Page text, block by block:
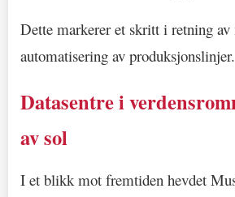
Dette markerer et skritt i retning
automatisering av produksjonslinjer.
Datasentre i
av sol
I et blikk mot fremtiden hevdet